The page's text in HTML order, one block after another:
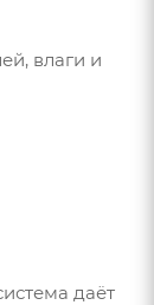
влаги и
даёт